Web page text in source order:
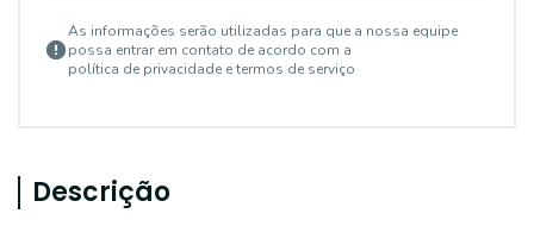
As informações serão utilizadas para que a nossa equipe
possa entrar em contato de acordo com a
política de privacidade e termos de serviço
Descrição